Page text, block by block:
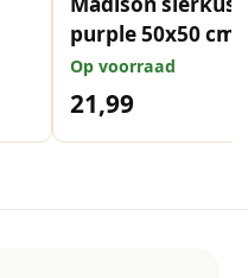
purple 50x50 cm
Op voorraad
21,99